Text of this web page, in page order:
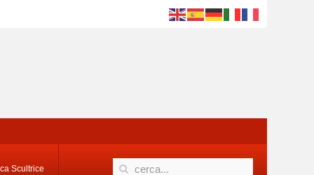
Scultrice